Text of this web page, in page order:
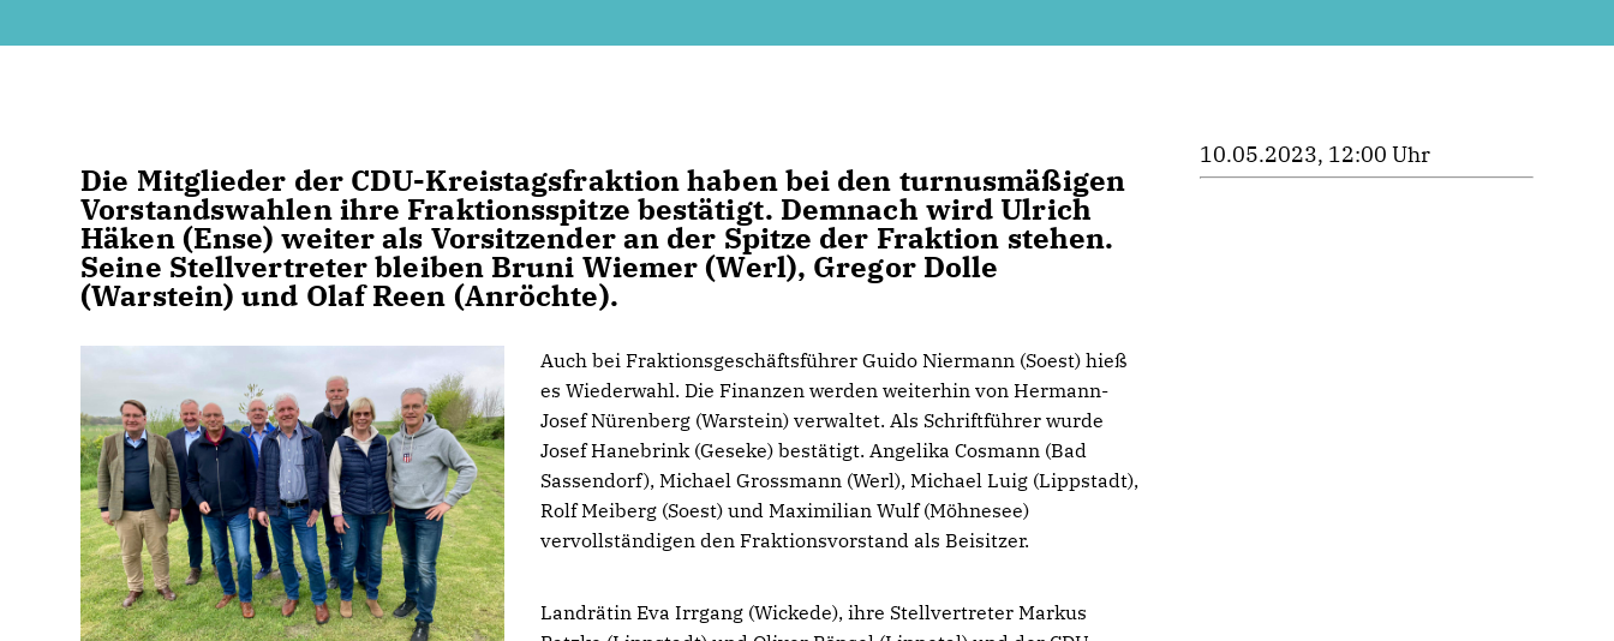
Die Mitglieder der CDU-Kreistagsfraktion haben bei den turnusmäßigen
Vorstandswahlen ihre Fraktionsspitze bestätigt. Demnach wird Ulrich
Häken (Ense) weiter als Vorsitzender an der Spitze der Fraktion stehen.
Seine Stellvertreter bleiben Bruni Wiemer (Werl), Gregor Dolle
(Warstein) und Olaf Reen (Anröchte).
Auch bei Fraktionsgeschäftsführer Guido Niermann (Soest) hieß
es Wiederwahl. Die Finanzen werden weiterhin von Hermann-
Josef Nürenberg (Warstein) verwaltet. Als Schriftführer wurde
Josef Hanebrink (Geseke) bestätigt. Angelika Cosmann (Bad
Sassendorf), Michael Grossmann (Werl), Michael Luig (Lippstadt),
Rolf Meiberg (Soest) und Maximilian Wulf (Möhnesee)
vervollständigen den Fraktionsvorstand als Beisitzer.
Landrätin Eva Irrgang (Wickede), ihre Stellvertreter Markus
10.05.2023, 12:00 Uhr